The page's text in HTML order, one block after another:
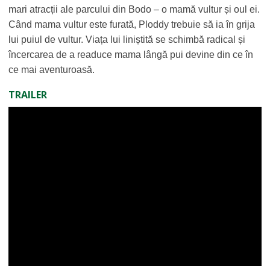
mari atracții ale parcului din Bodo – o mamă vultur și oul ei.
Când mama vultur este furată, Ploddy trebuie să ia în grija
lui puiul de vultur. Viața lui liniștită se schimbă radical și
încercarea de a readuce mama lângă pui devine din ce în
ce mai aventuroasă.
TRAILER